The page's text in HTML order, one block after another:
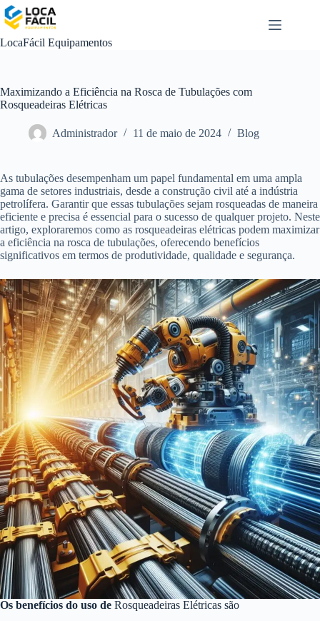
Pular
para
conteúdo
LocaFácil Equipamentos
Maximizando a Eficiência na Rosca de Tubulações com
Rosqueadeiras Elétricas
Administrador 11 de maio de 2024 Blog
As tubulações desempenham um papel fundamental em uma ampla
gama de setores industriais, desde a construção civil até a indústria
petrolífera. Garantir que essas tubulações sejam rosqueadas de maneira
eficiente e precisa é essencial para o sucesso de qualquer projeto. Neste
artigo, exploraremos como as rosqueadeiras elétricas podem maximizar
a eficiência na rosca de tubulações, oferecendo benefícios
significativos em termos de produtividade, qualidade e segurança.
Os benefícios do uso de Rosqueadeiras Elétricas são